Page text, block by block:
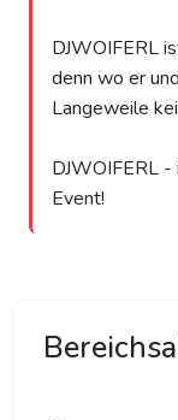
DJWOIFERL
denn wo er
Langeweile
DJWOIFERL
Event!